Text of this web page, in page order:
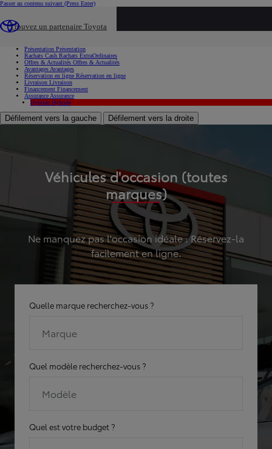
Passer au contenu suivant (Press Enter)
Trouvez un partenaire Toyota
Présentation Présentation
Rachats Cash Rachats ExtraOrdinaires
Offres & Actualités Offres & Actualités
Avantages Avantages
Réservation en ligne Réservation en ligne
Livraison Livraison
Financement Financement
Assurance Assurance
Hybride Hybride
Défilement vers la gauche Défilement vers la droite
Véhicules d'occasion (toutes
marques)
Ne manquez pas l'occasion idéale : Réservez-la
facilement en ligne.
Quelle marque recherchez-vous ?
Marque
Quel modèle recherchez-vous ?
Modèle
Quel est votre budget ?